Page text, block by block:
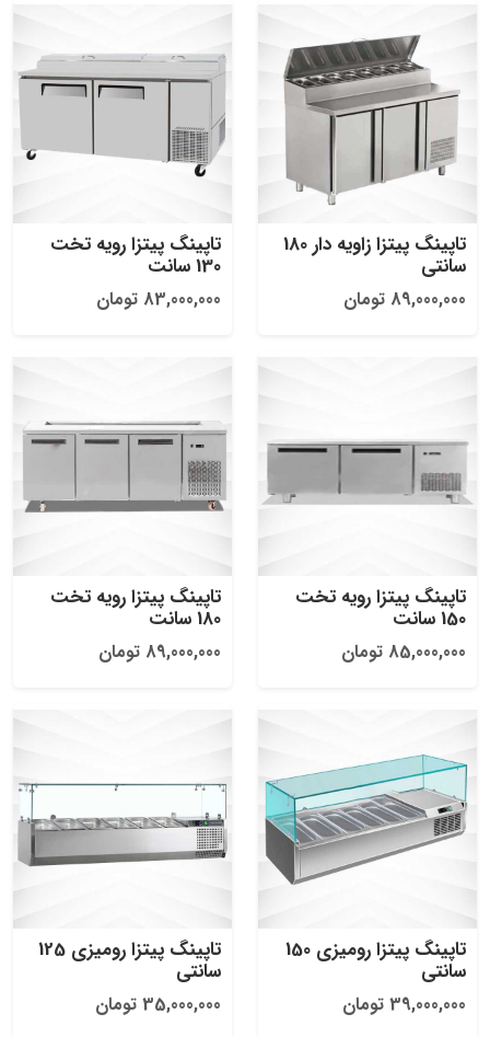
تاپینگ پیتزا زاویه دار 180
سانتی
89,000,000 تومان
تاپینگ پیتزا رویه تخت
130 سانت
83,000,000 تومان
تاپینگ پیتزا رویه تخت
150 سانت
85,000,000 تومان
تاپینگ پیتزا رویه تخت
180 سانت
89,000,000 تومان
تاپینگ پیتزا رومیزی 150
سانتی
39,000,000 تومان
تاپینگ پیتزا رومیزی 125
سانتی
35,000,000 تومان